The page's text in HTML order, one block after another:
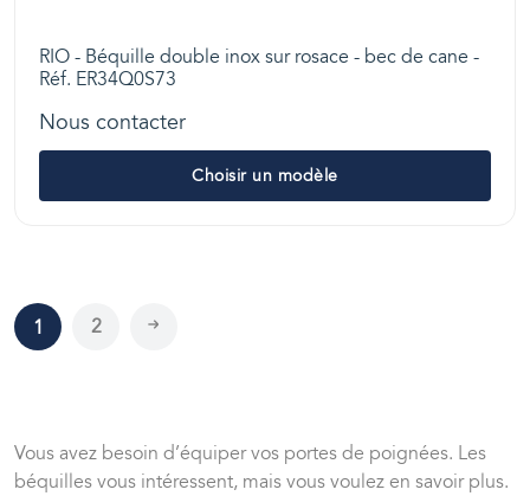
RIO - Béquille double inox sur rosace - bec de cane -
Réf. ER34Q0S73
Nous contacter
Choisir un modèle
1 2
Vous avez besoin d’équiper vos portes de poignées. Les
béquilles vous intéressent, mais vous voulez en savoir plus.